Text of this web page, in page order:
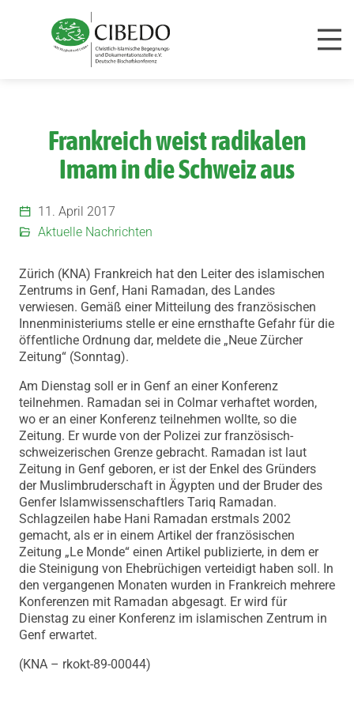
Frankreich weist radikalen
Imam in die Schweiz aus
11. April 2017
Aktuelle Nachrichten
Zürich (KNA) Frankreich hat den Leiter des islamischen
Zentrums in Genf, Hani Ramadan, des Landes
verwiesen. Gemäß einer Mitteilung des französischen
Innenministeriums stelle er eine ernsthafte Gefahr für die
öffentliche Ordnung dar, meldete die „Neue Zürcher
Zeitung“ (Sonntag).
Am Dienstag soll er in Genf an einer Konferenz
teilnehmen. Ramadan sei in Colmar verhaftet worden,
wo er an einer Konferenz teilnehmen wollte, so die
Zeitung. Er wurde von der Polizei zur französisch-
schweizerischen Grenze gebracht. Ramadan ist laut
Zeitung in Genf geboren, er ist der Enkel des Gründers
der Muslimbruderschaft in Ägypten und der Bruder des
Genfer Islamwissenschaftlers Tariq Ramadan.
Schlagzeilen habe Hani Ramadan erstmals 2002
gemacht, als er in einem Artikel der französischen
Zeitung „Le Monde“ einen Artikel publizierte, in dem er
die Steinigung von Ehebrüchigen verteidigt haben soll. In
den vergangenen Monaten wurden in Frankreich mehrere
Konferenzen mit Ramadan abgesagt. Er wird für
Dienstag zu einer Konferenz im islamischen Zentrum in
Genf erwartet.
(KNA – rkokt-89-00044)